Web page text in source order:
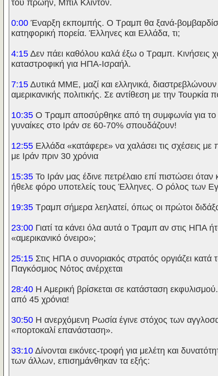
του πρώην, Μπιλ Κλίντον.
0:00 Έναρξη εκπομπής. Ο Τραμπ θα ξανά-
κατηφορική πορεία. Έλληνες και Ελλάδα, τι;
4:15 Δεν πάει καθόλου καλά έξω ο Τραμπ. Κινήσεις
καταστροφική για ΗΠΑ-Ισραήλ.
7:15 Δυτικά ΜΜΕ, μαζί και ελληνικά,
αμερικανικής πολιτικής. Σε αντίθεση με την Τουρκία
10:35 Ο Τραμπ αποσύρθηκε από τη συμφωνία για
γυναίκες στο Ιράν σε 60-70% σπουδάζουν!
12:55 Ελλάδα «κατάφερε» να χαλάσει τις σχέσεις
με Ιράν πριν 30 χρόνια
15:35 Το Ιράν μας έδινε πετρέλαιο επί πιστώσει
ήθελε φόρο υποτελείς τους Έλληνες. Ο ρόλος των
19:35 Τραμπ σήμερα λεηλατεί, όπως οι πρώτοι
23:00 Γιατί τα κάνει όλα αυτά ο Τραμπ αν στις ΗΠΑ
«αμερικανικό όνειρο»;
25:15 Στις ΗΠΑ ο συνοριακός στρατός οργιάζει
Παγκόσμιος Νότος ανέρχεται
28:40 Η Αμερική βρίσκεται σε κατάσταση
από 45 χρόνια!
30:50 Η ανερχόμενη Ρωσία έγινε στόχος των
«πορτοκαλί επανάσταση».
33:10 Δίνονται εικόνες-τροφή για μελέτη και
των άλλων, επισημάνθηκαν τα εξής: